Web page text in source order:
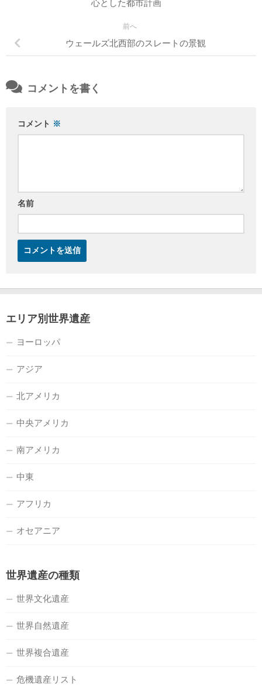
心とした都市計画
前へ
ウェールズ北西部のスレートの景観
コメントを書く
コメント ※
名前
エリア別世界遺産
ヨーロッパ
アジア
北アメリカ
中央アメリカ
南アメリカ
中東
アフリカ
オセアニア
世界遺産の種類
世界文化遺産
世界自然遺産
世界複合遺産
危機遺産リスト